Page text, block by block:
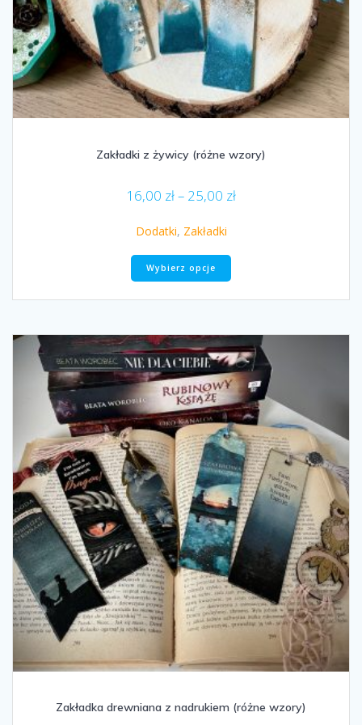
Zakładki z żywicy (różne wzory)
16,00 zł– 25,00 złZakres
Dodatki, Zakładki
Wybierz opcje
Ten
wiele
Opcje
można
wybrać
na
stronie
produktu
Zakładka drewniana z nadrukiem (różne wzory)